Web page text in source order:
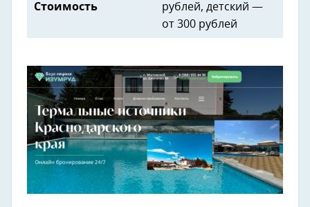
Стоимость
рублей, детский —
от 300 рублей